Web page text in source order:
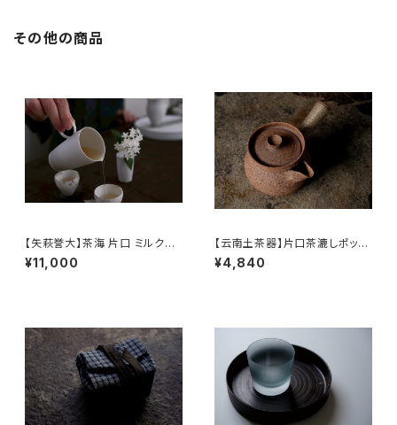
その他の商品
【矢萩誉大】茶海 片口 ミルクピ
ッチャー / 【Takahiro Yahagi】
Fair cup Katakuchi Milk pit
¥11,000
【云南土茶器】片口茶漉しポット
/ 【Yunnan Earthenware】 Te
a Strainer Pot
¥4,840